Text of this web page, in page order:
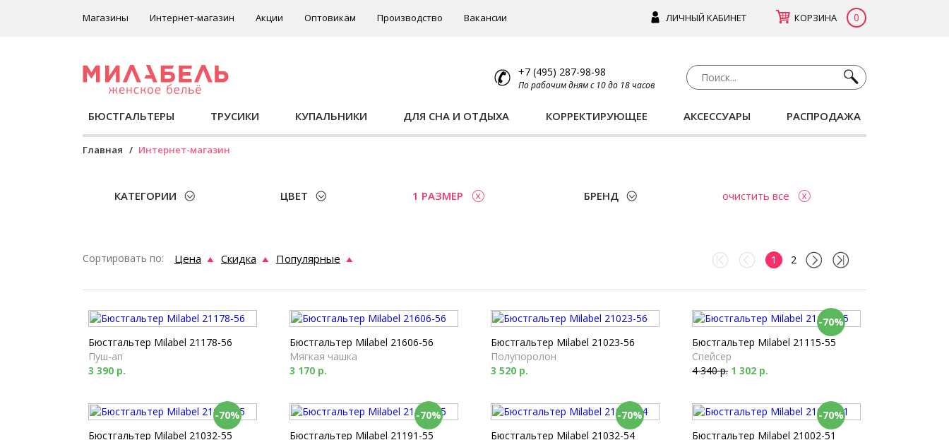
ЛИЧНЫЙ КАБИНЕТ КОРЗИНА 0
Магазины Интернет-магазин Акции Оптовикам Производство Вакансии
+7 (495) 287-98-98
По рабочим дням с 10 до 18 часов
БЮСТГАЛЬТЕРЫ ТРУСИКИ КУПАЛЬНИКИ ДЛЯ СНА И ОТДЫХА КОРРЕКТИРУЮЩЕЕ АКСЕССУАРЫ РАСПРОДАЖА
Главная Интернет-магазин
КАТЕГОРИИ ЦВЕТ 1 РАЗМЕР БРЕНД очистить все
Сортировать по: Цена Скидка Популярные 1 2
Бюстгальтер Milabel 21178-56
Пуш-ап
3 390 р.
Бюстгальтер Milabel 21606-56
Мягкая чашка
3 170 р.
Бюстгальтер Milabel 21023-56
Полупоролон
3 520 р.
-70%
Бюстгальтер Milabel 21115-55
Спейсер
4 340 р. 1 302 р.
-70%
Бюстгальтер Milabel 21032-55
-70%
Бюстгальтер Milabel 21191-55
-70%
Бюстгальтер Milabel 21032-54
-70%
Бюстгальтер Milabel 21002-51